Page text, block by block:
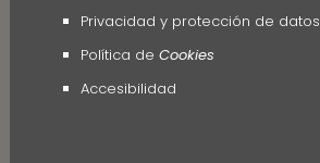
Privacidad y protección de datos
Política de Cookies
Accesibilidad